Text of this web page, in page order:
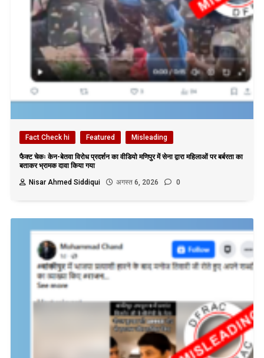
Fact Check hi Featured Misleading
फैक्ट चेकः केन-बेतवा विरोध प्रदर्शन का वीडियो मणिपुर में सेना द्वारा महिलाओं पर बर्बरता का
बताकर भ्रामक दावा किया गया
Nisar Ahmed Siddiqui
अगस्त 6, 2026 0